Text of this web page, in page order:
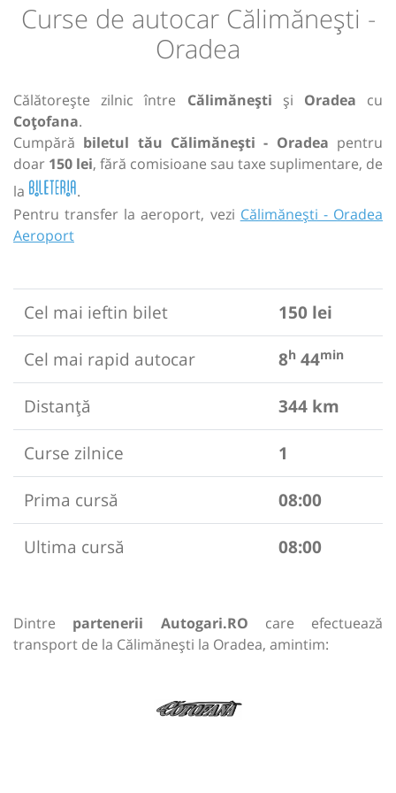
Curse de autocar Călimănești -
Oradea
Călătorește zilnic între Călimănești și Oradea cu
Coțofana.
Cumpără biletul tău Călimănești - Oradea pentru
doar 150 lei, fără comisioane sau taxe suplimentare, de
la
.
Pentru transfer la aeroport, vezi Călimănești - Oradea
Aeroport
Cel mai ieftin bilet
150 lei
Cel mai rapid autocar
8h 44min
Distanță
344 km
Curse zilnice
1
Prima cursă
08:00
Ultima cursă
08:00
Dintre partenerii Autogari.RO care efectuează
transport de la Călimănești la Oradea, amintim: